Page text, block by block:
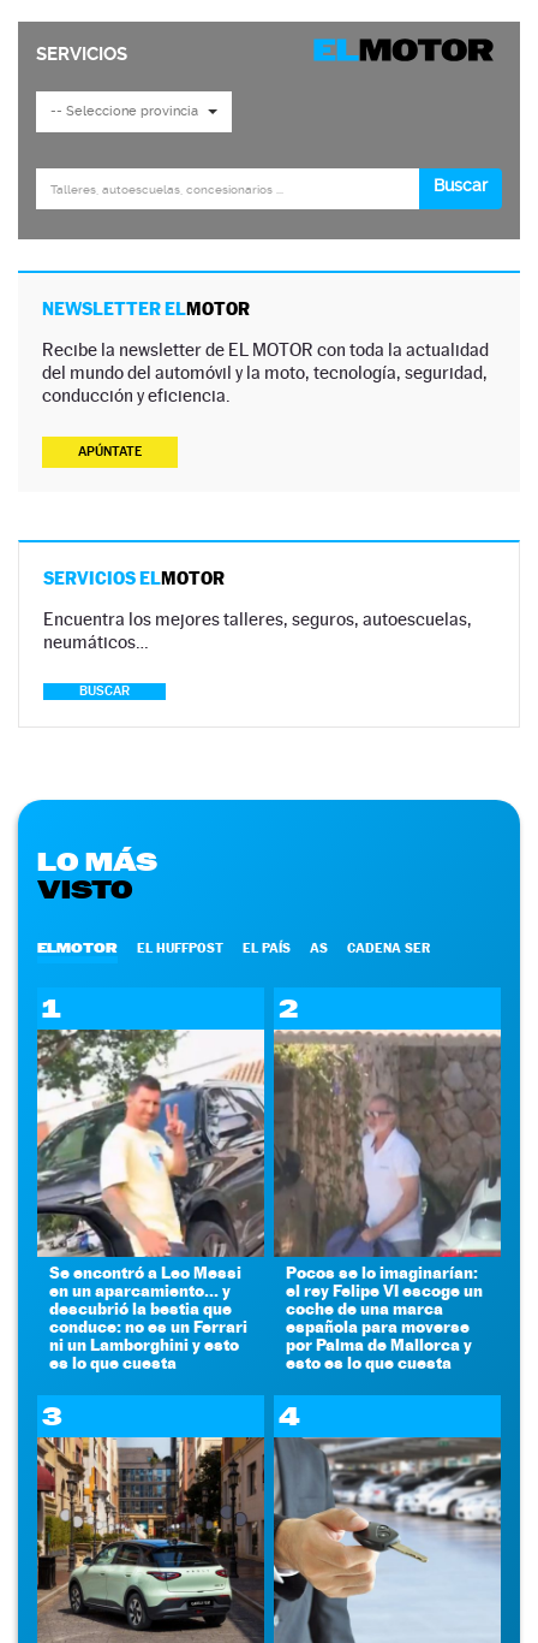
NEWSLETTER ELMOTOR
Recibe la newsletter de EL MOTOR con toda la actualidad
del mundo del automóvil y la moto, tecnología, seguridad,
conducción y eficiencia.
APÚNTATE
SERVICIOS ELMOTOR
Encuentra los mejores talleres, seguros, autoescuelas,
neumáticos…
BUSCAR
LO MÁS
VISTO
ELMOTOR EL HUFFPOST EL PAÍS AS CADENA SER
1
Se encontró a Leo Messi
en un aparcamiento... y
descubrió la bestia que
conduce: no es un Ferrari
ni un Lamborghini y esto
es lo que cuesta
2
Pocos se lo imaginarían:
el rey Felipe VI escoge un
coche de una marca
española para moverse
por Palma de Mallorca y
esto es lo que cuesta
3 4